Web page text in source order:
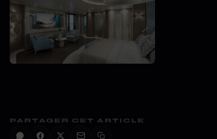
PARTAGER CET ARTICLE